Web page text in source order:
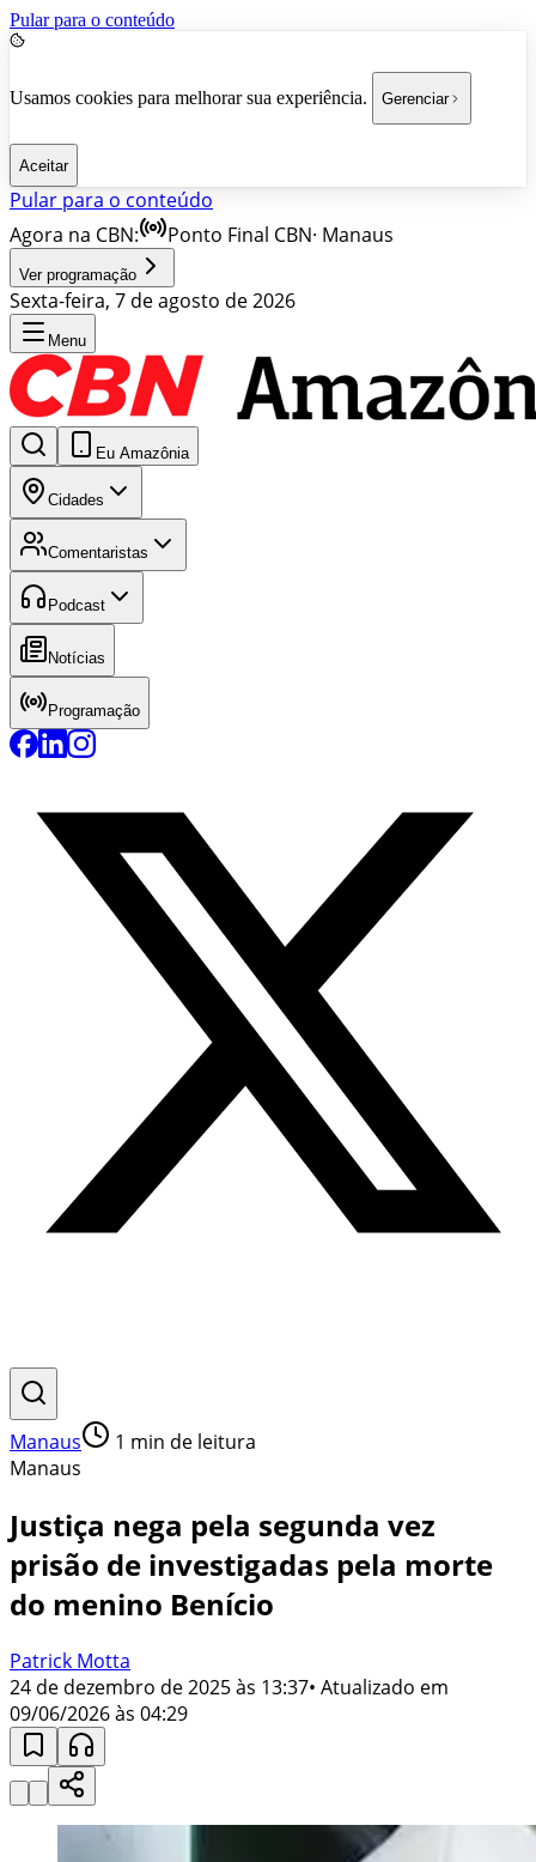
Pular para o conteúdo
Usamos cookies para melhorar sua experiência. Gerenciar
Aceitar
Pular para o conteúdo
Agora na CBN:
Ponto Final CBN· Manaus
Ver programação
Sexta-feira, 7 de agosto de 2026
Menu
Eu Amazônia
Cidades
Comentaristas
Podcast
Notícias
Programação
Manaus 1 min de leitura
Manaus
Justiça nega pela segunda vez
prisão de investigadas pela morte
do menino Benício
Patrick Motta
24 de dezembro de 2025 às 13:37• Atualizado em
09/06/2026 às 04:29